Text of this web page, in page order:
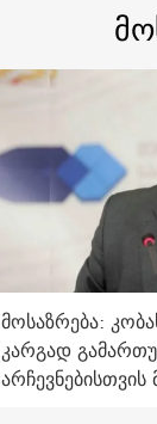
მოსაზრება:
კარგად